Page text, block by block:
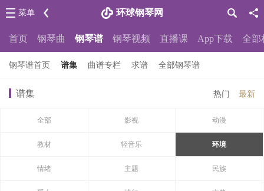
环球钢琴网
菜单
首页 钢琴曲 钢琴谱 钢琴视频 直播课 App下载 全部
钢琴谱首页 谱集 曲谱专栏 求谱 全部钢琴谱
谱集 热门 最新
全部 影视 动漫
教材 轻音乐 环境
情绪 主题 民族